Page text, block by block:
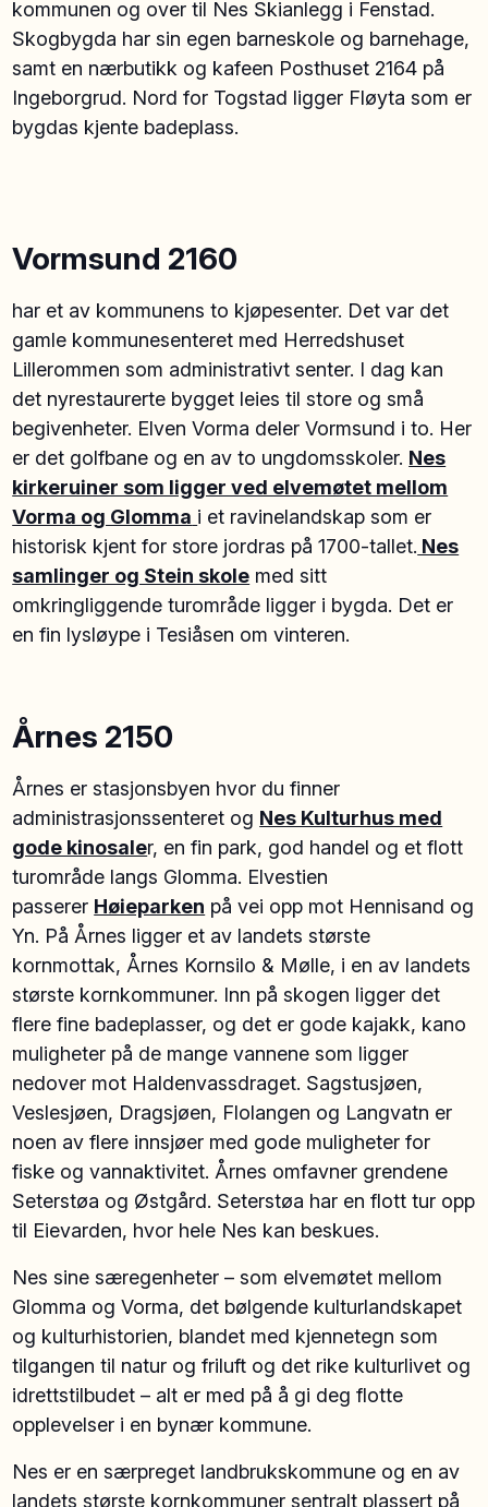
kommunen og over til Nes Skianlegg i Fenstad.
Skogbygda har sin egen barneskole og barnehage,
samt en nærbutikk og kafeen Posthuset 2164 på
Ingeborgrud. Nord for Togstad ligger Fløyta som er
bygdas kjente badeplass.
Vormsund 2160
har et av kommunens to kjøpesenter. Det var det
gamle kommunesenteret med Herredshuset
Lillerommen som administrativt senter. I dag kan
det nyrestaurerte bygget leies til store og små
begivenheter. Elven Vorma deler Vormsund i to. Her
er det golfbane og en av to ungdomsskoler. Nes
kirkeruiner som ligger ved elvemøtet mellom
Vorma og Glomma i et ravinelandskap som er
historisk kjent for store jordras på 1700-tallet. Nes
samlinger og Stein skole med sitt
omkringliggende turområde ligger i bygda. Det er
en fin lysløype i Tesiåsen om vinteren.
Årnes 2150
Årnes er stasjonsbyen hvor du finner
administrasjonssenteret og Nes Kulturhus med
gode kinosaler, en fin park, god handel og et flott
turområde langs Glomma. Elvestien
passerer Høieparken på vei opp mot Hennisand og
Yn. På Årnes ligger et av landets største
kornmottak, Årnes Kornsilo & Mølle, i en av landets
største kornkommuner. Inn på skogen ligger det
flere fine badeplasser, og det er gode kajakk, kano
muligheter på de mange vannene som ligger
nedover mot Haldenvassdraget. Sagstusjøen,
Veslesjøen, Dragsjøen, Flolangen og Langvatn er
noen av flere innsjøer med gode muligheter for
fiske og vannaktivitet. Årnes omfavner grendene
Seterstøa og Østgård. Seterstøa har en flott tur opp
til Eievarden, hvor hele Nes kan beskues.
Nes sine særegenheter – som elvemøtet mellom
Glomma og Vorma, det bølgende kulturlandskapet
og kulturhistorien, blandet med kjennetegn som
tilgangen til natur og friluft og det rike kulturlivet og
idrettstilbudet – alt er med på å gi deg flotte
opplevelser i en bynær kommune.
Nes er en særpreget landbrukskommune og en av
landets største kornkommuner sentralt plassert på